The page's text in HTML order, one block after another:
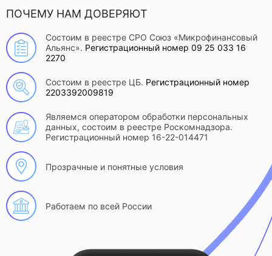
ПОЧЕМУ НАМ ДОВЕРЯЮТ
Состоим в реестре СРО Союз «Микрофинансовый
Альянс». Регистрационный номер 09 25 033 16
2270
Состоим в реестре ЦБ. Регистрационный номер
2203392009819
Являемся оператором обработки персональных
данных, состоим в реестре Роскомнадзора.
Регистрационный номер 16-22-014471
Прозрачные и понятные условия
Работаем по всей России